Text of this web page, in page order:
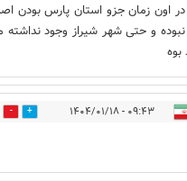
اون زمان جزو استان پارس بودن
و حتی شهر شیراز وجود نداشته
بوه
۰۹:۴۳ - ۱۴۰۴/۰۱/۱۸ 18